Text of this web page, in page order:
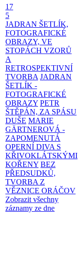
17
5
JADRAN ŠETLÍK,
FOTOGRAFICKÉ
OBRAZY, VE
STOPÁCH VZORŮ
A
RETROSPEKTIVNÍ
TVORBA JADRAN
ŠETLÍK -
FOTOGRAFICKÉ
OBRAZY PETR
ŠTĚPÁN, ZA SPÁSU
DUŠE MARIE
GÄRTNEROVÁ -
ZAPOMENUTÁ
OPERNÍ DIVA S
KŘIVOKLÁTSKÝMI
KOŘENY BEZ
PŘEDSUDKŮ,
TVORBA Z
VĚZNICE ORÁČOV
Zobrazit všechny
záznamy ze dne